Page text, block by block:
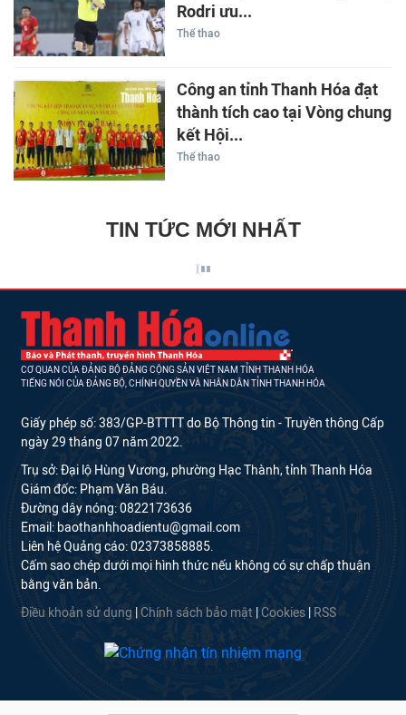
Rodri ưu...
Thể thao
Công an tỉnh Thanh Hóa đạt
thành tích cao tại Vòng chung
kết Hội...
Thể thao
TIN TỨC MỚI NHẤT
CƠ QUAN CỦA ĐẢNG BỘ ĐẢNG CỘNG SẢN VIỆT NAM TỈNH THANH HÓA
TIẾNG NÓI CỦA ĐẢNG BỘ, CHÍNH QUYỀN VÀ NHÂN DÂN TỈNH THANH HÓA
Giấy phép số: 383/GP-BTTTT do Bộ Thông tin - Truyền thông Cấp
ngày 29 tháng 07 năm 2022.
Trụ sở: Đại lộ Hùng Vương, phường Hạc Thành, tỉnh Thanh Hóa
Giám đốc: Phạm Văn Báu.
Đường dây nóng: 0822173636
Email: baothanhhoadientu@gmail.com
Liên hệ Quảng cáo: 02373858885.
Cấm sao chép dưới mọi hình thức nếu không có sự chấp thuận
bằng văn bản.
Điều khoản sử dụng Chính sách bảo mật Cookies RSS